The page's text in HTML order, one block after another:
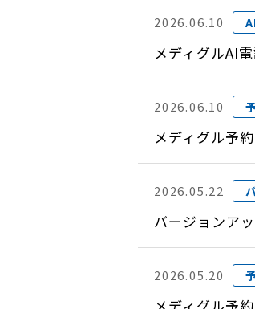
2026.06.10
メディグルAI
2026.06.10
メディグル予
2026.05.22
バージョンア
2026.05.20